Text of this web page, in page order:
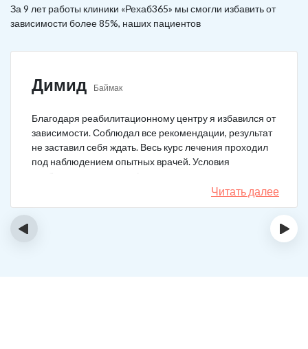
За 9 лет работы клиники «Рехаб365» мы смогли избавить от
зависимости более 85%, наших пациентов
Димид Баймак
Благодаря реабилитационному центру я избавился от
зависимости. Соблюдал все рекомендации, результат
не заставил себя ждать. Весь курс лечения проходил
под наблюдением опытных врачей. Условия
пребывания супер комфортные: вкусная еда, уютно,
есть все необходимое для жизни. У меня не возникало
никаких стрессовых ситуаций.
Читать далее
‹ ›